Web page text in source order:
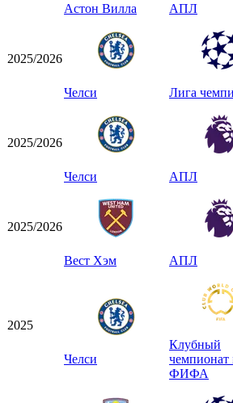
Астон Вилла АПЛ
2025/2026
Челси Лига
2025/2026
Челси АПЛ
2025/2026
Вест Хэм АПЛ
2025
Челси
Клубный
чемпионат
ФИФА